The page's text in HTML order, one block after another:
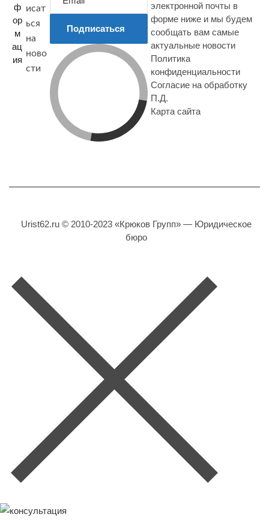
ф
ор
м
ац
ия
исат
ься
на
ново
сти
Подписаться
электронной почты в
форме ниже и мы будем
сообщать вам самые
актуальные новости
Политика
конфиденциальности
Согласие на обработку
П.Д.
Карта сайта
Urist62.ru © 2010-2023 «Крюков Групп» — Юридическое
бюро